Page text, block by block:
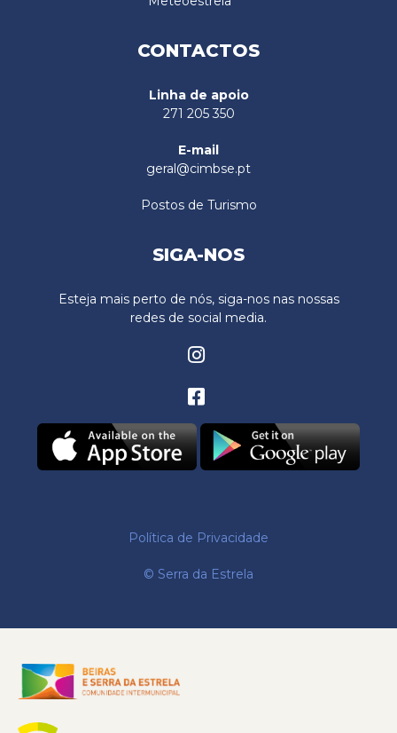
CONTACTOS
Linha de apoio
271 205 350
E-mail
geral@cimbse.pt
Postos de Turismo
SIGA-NOS
Esteja mais perto de nós, siga-nos nas nossas
redes de social media.
© Serra da Estrela
Política de Privacidade